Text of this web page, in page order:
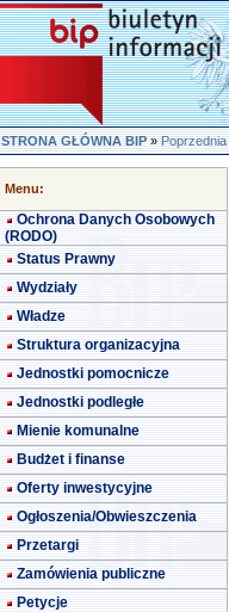
STRONA GŁÓWNA BIP»
Menu:
Ochrona Danych Osobowych
(RODO)
Status Prawny
Wydziały
Władze
Struktura organizacyjna
Jednostki pomocnicze
Jednostki podległe
Mienie komunalne
Budżet i finanse
Oferty inwestycyjne
Ogłoszenia/Obwieszczenia
Przetargi
Zamówienia publiczne
Petycje